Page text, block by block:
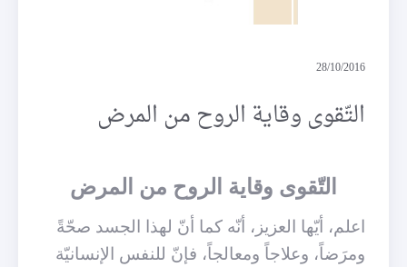
28/10/2016
التّقوى وقاية الروح من المرض
التّقوى وقاية الروح من المرض
اعلم، أيّها العزيز، أنّه كما أنّ لهذا الجسد صحّةً
ومرَضاً، وعلاجاً ومعالجاً، فإنّ للنفس الإنسانيّة